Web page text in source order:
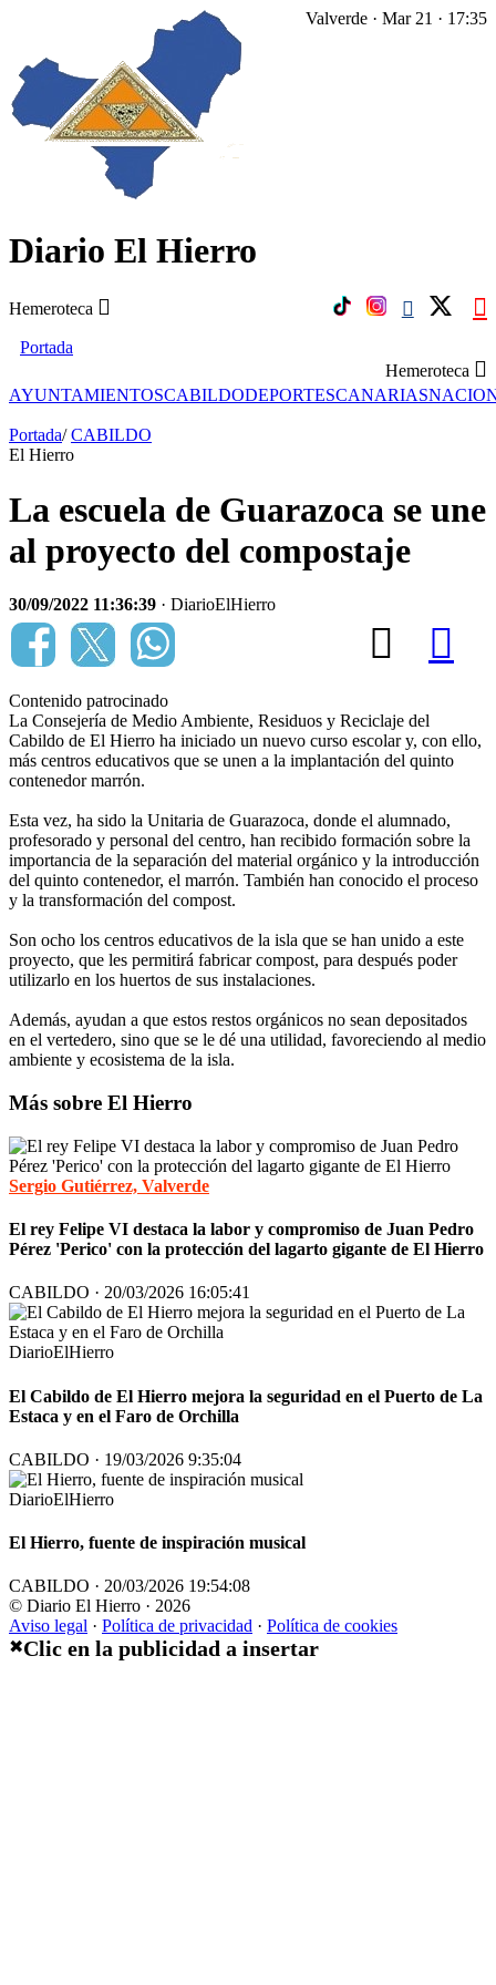
Diario El Hierro
Hemeroteca
Valverde · Mar 21 · 17:35
Portada
Hemeroteca
AYUNTAMIENTOSCABILDODEPORTESCANARIAS
Portada/ CABILDO
El Hierro
La escuela de Guarazoca se une
al proyecto del compostaje
30/09/2022 11:36:39 · DiarioElHierro
Contenido patrocinado
La Consejería de Medio Ambiente, Residuos y Reciclaje del
Cabildo de El Hierro ha iniciado un nuevo curso escolar y, con ello,
más centros educativos que se unen a la implantación del quinto
contenedor marrón.
Esta vez, ha sido la Unitaria de Guarazoca, donde el alumnado,
profesorado y personal del centro, han recibido formación sobre la
importancia de la separación del material orgánico y la introducción
del quinto contenedor, el marrón. También han conocido el proceso
y la transformación del compost.
Son ocho los centros educativos de la isla que se han unido a este
proyecto, que les permitirá fabricar compost, para después poder
utilizarlo en los huertos de sus instalaciones.
Además, ayudan a que estos restos orgánicos no sean depositados
en el vertedero, sino que se le dé una utilidad, favoreciendo al medio
ambiente y ecosistema de la isla.
Más sobre El Hierro
Sergio Gutiérrez, Valverde
El rey Felipe VI destaca la labor y compromiso de Juan Pedro
Pérez 'Perico' con la protección del lagarto gigante de El Hierro
CABILDO · 20/03/2026 16:05:41
DiarioElHierro
El Cabildo de El Hierro mejora la seguridad en el Puerto de La
Estaca y en el Faro de Orchilla
CABILDO · 19/03/2026 9:35:04
DiarioElHierro
El Hierro, fuente de inspiración musical
CABILDO · 20/03/2026 19:54:08
© Diario El Hierro · 2026
Aviso legal · Política de privacidad · Política de cookies
✖Clic en la publicidad a insertar